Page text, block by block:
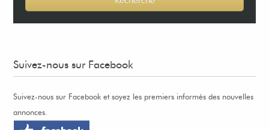
Suivez-nous sur Facebook
Suivez-nous sur Facebook et soyez les premiers informés des nouvelles
annonces.